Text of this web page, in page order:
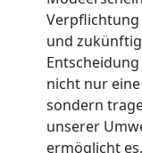
Verpflichtung
und
nicht nur
sondern
unserer
ermöglicht